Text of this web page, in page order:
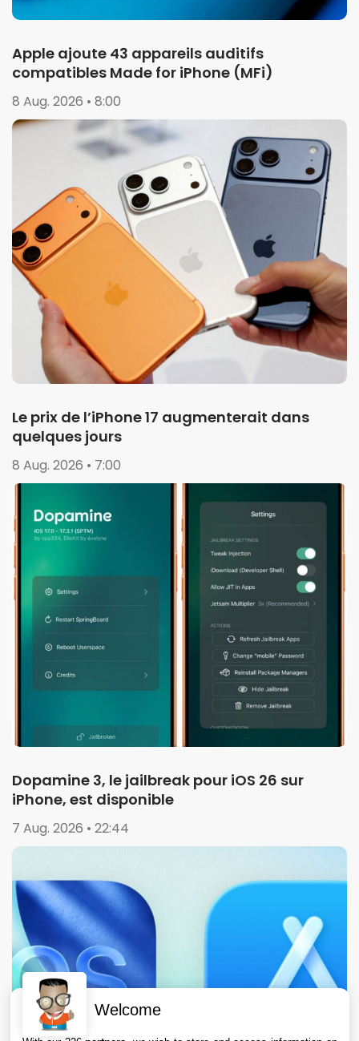
Apple ajoute 43 appareils auditifs
compatibles Made for iPhone (MFi)
8 Aug. 2026 • 8:00
Le prix de l’iPhone 17 augmenterait dans
quelques jours
8 Aug. 2026 • 7:00
Dopamine 3, le jailbreak pour iOS 26 sur
iPhone, est disponible
7 Aug. 2026 • 22:44
Welcome